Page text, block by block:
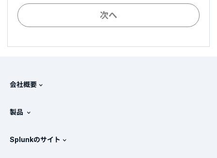
次へ
会社概要
Splunkと他社製品の比較
製品
Splunkのサイト